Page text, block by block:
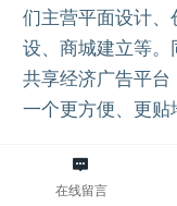
们主营平面设计、
设、商城建立等。
共享经济广告平
一个更方便、更贴
在线留言